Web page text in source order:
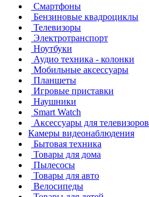
Смартфоны
Бензиновые квадроциклы
Телевизоры
Электротранспорт
Ноутбуки
Аудио техника - колонки
Мобильные аксессуары
Планшеты
Игровые приставки
Наушники
Smart Watch
Аксессуары для телевизоров
Камеры видеонаблюдения
Бытовая техника
Товары для дома
Пылесосы
Товары для авто
Велосипеды